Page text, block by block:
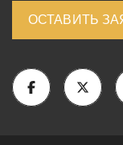
ОСТАВИТЬ